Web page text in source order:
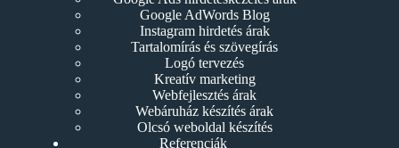
Google AdWords Blog
Instagram hirdetés árak
Tartalomírás és szövegírás
Logó tervezés
Kreatív marketing
Webfejlesztés árak
Webáruház készítés árak
Olcsó weboldal készítés
Referenciák